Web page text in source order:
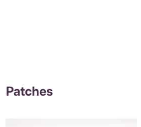
Patches